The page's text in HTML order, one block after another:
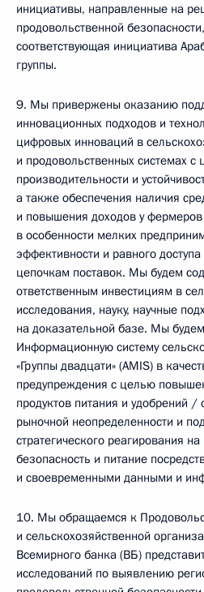
инициативы, направленные на
продовольственной
соответствующая инициатива
группы.
9. Мы привержены оказанию
инновационных подходов и
цифровых инноваций в
и продовольственных системах
производительности и
а также обеспечения наличия
и повышения доходов у
в особенности мелких
эффективности и равного
цепочкам поставок. Мы будем
ответственным инвестициям в
исследования, науку, научные
на доказательной базе. Мы
Информационную систему
«Группы двадцати» (AMIS) в
предупреждения с целью
продуктов питания и удобрений
рыночной неопределенности и
стратегического реагирования
безопасность и питание
и своевременными данными и
10. Мы обращаемся к
и сельскохозяйственной
Всемирного банка (ВБ)
исследований по выявлению